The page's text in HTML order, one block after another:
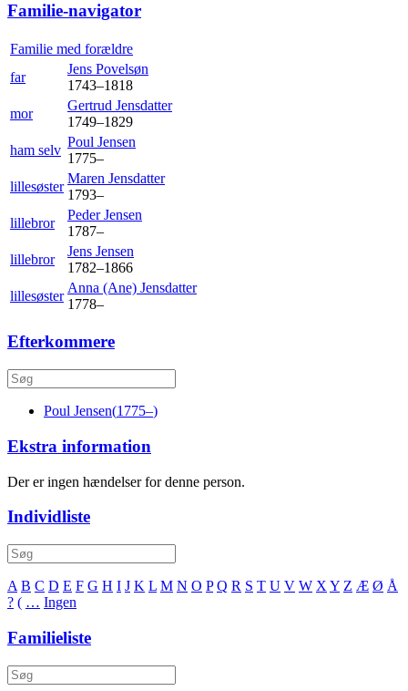
Familie-navigator
Familie med forældre
far
Jens Povelsøn
1743–1818
mor
Gertrud Jensdatter
1749–1829
ham selv
Poul Jensen
1775–
lillesøster
Maren Jensdatter
1793–
lillebror
PederJensen
1787–
lillebror
Jens Jensen
1782–1866
lillesøster
Anna (Ane) Jensdatter
1778–
Efterkommere
Poul Jensen(1775–)
Ekstra information
Der er ingen hændelser for denne person.
Individliste
A B C D E F G H I J K L M N O P Q R S T U V W X Y Z Æ Ø Å
? ( … Ingen
Familieliste